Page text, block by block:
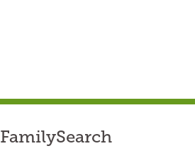
FamilySearch